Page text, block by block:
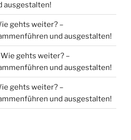
ausgestalten!
gehts weiter? –
und ausgestalten!
Wie gehts weiter? –
und ausgestalten!
gehts weiter? –
und ausgestalten!